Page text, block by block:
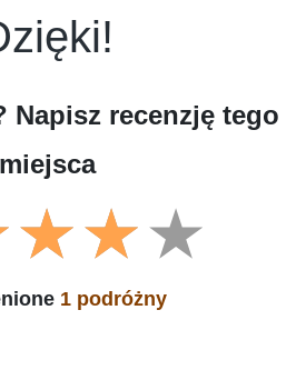
Napisz recenzję tego
miejsca
1 podróżny